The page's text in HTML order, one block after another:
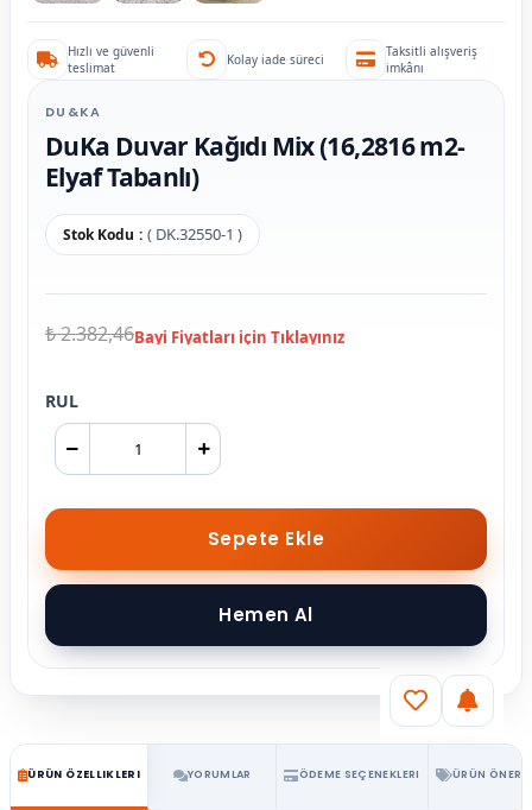
Hızlı ve güvenli
teslimat
Kolay iade süreci
Taksitli alışveriş
imkânı
DU&KA
DuKa Duvar Kağıdı Mix (16,2816 m2-
Elyaf Tabanlı)
Stok Kodu ( DK.32550-1 )
₺ 2.382,46
RUL
ÜRÜN ÖZELLIKLERI YORUMLAR ÖDEME SEÇENEKLERI ÜRÜN